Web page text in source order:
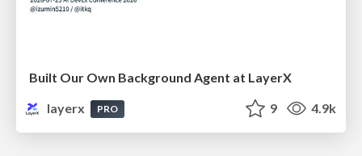
Built Our Own Background Agent at LayerX
layerx
PRO 9 4.9k